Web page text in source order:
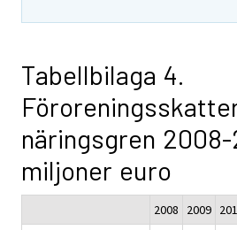
Tabellbilaga 4.
näringsgren 2008-
miljoner euro
2008 2009